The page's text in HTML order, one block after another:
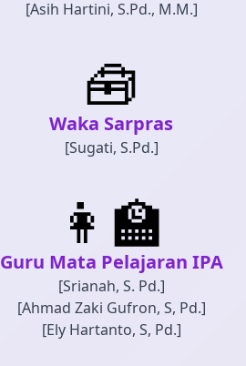
[Asih Hartini, S.Pd., M.M.]
🧰
Waka Sarpras
[Sugati, S.Pd.]
👩‍🏫
Guru Mata Pelajaran IPA
[Srianah, S. Pd.]
[Ahmad Zaki Gufron, S, Pd.]
[Ely Hartanto, S, Pd.]